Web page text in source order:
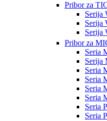
Pribor za
Serija
Serija
Serija
Pribor za
Seria
Serija
Seria
Seria
Seria
Seria
Seria
Seria